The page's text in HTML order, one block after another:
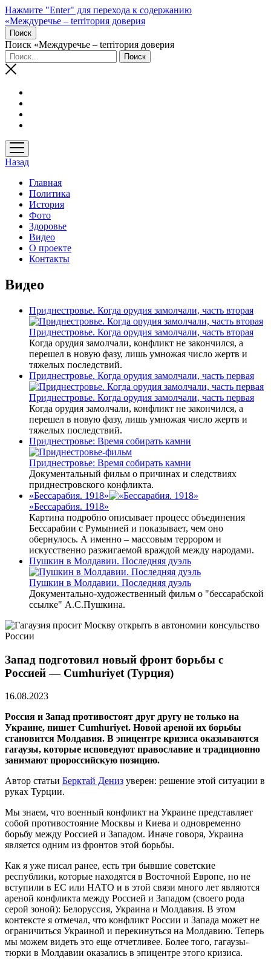
Нажмите "Enter" для перехода к содержанию
«Междуречье – terriтория доверия
Поиск
Поиск «Междуречье – terriтория доверия
открыть
меню
Назад
Главная
Политика
История
Фото
Здоровье
Видео
О проекте
Контакты
Видео
Приднестровье. Когда орудия замолчали, часть вторая
Приднестровье. Когда орудия замолчали, часть вторая
Когда орудия замолчали, конфликт не закончился, а
перешел в новую фазу, лишь умножая число жертв и
тяжелых последствий.
Приднестровье. Когда орудия замолчали, часть первая
Приднестровье. Когда орудия замолчали, часть первая
Когда орудия замолчали, конфликт не закончился, а
перешел в новую фазу, лишь умножая число жертв и
тяжелых последствий.
Приднестровье: Время собирать камни
Приднестровье: Время собирать камни
Документальный фильм о причинах и следствиях
приднестровского конфликта.
«Бессарабия. 1918»
«Бессарабия. 1918»
Картина подробно описывает процесс объединения
Бессарабии с Румынией и показывает, чем оно
обернулось. А именно – массовым террором и
искусственно разжигаемой враждой между народами.
Пушкин в Молдавии. Последняя дуэль
Пушкин в Молдавии. Последняя дуэль
Документально-художественный фильм о "бессарабской
ссылке" А.С.Пушкина.
Запад подготовил новый фронт борьбы с
Россией — Cumhuriyet (Турция)
16.08.2023
Россия и Запад противостоят друг другу не только на
Украине, пишет Cumhuriyet. Новой ареной их борьбы
становится Молдавия. В эпицентре кризиса оказываются
гагаузы, которые исповедуют православие и традиционно
занимают пророссийскую позицию.
Автор статьи Берктай Дениз уверен: решение этой ситуации в
руках Турции.
Мы знаем, что военный конфликт на Украине представляет
собой противостояние Москвы и Киева и одновременно
борьбу между Россией и Западом. Иначе говоря, Украина
является одним из фронтов этой борьбы.
Как я уже писал ранее, есть три бывшие советские
республики, которые находятся в Восточной Европе, но не
вступили в ЕС или НАТО и в этой связи много лет являются
ареной конфликта между Россией и Западом (своего рода
серой зоной): Белоруссия, Украина и Молдавия. В этом
контексте я отмечал, что конфликт России и Запада может не
ограничиться Украиной и перекинуться на Молдавию. Теперь
мы можем видеть это еще отчетливее. Более того, гагаузы-
тюрки в Молдавии оказались в эпицентре этого кризиса.